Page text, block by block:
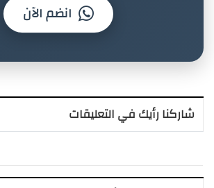
انضم الآن
شاركنا رأيك في التعليقات